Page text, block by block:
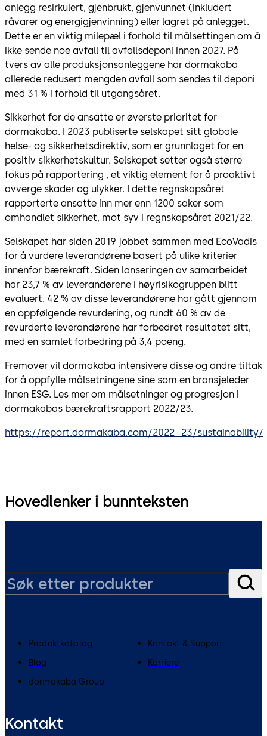
anlegg resirkulert, gjenbrukt, gjenvunnet (inkludert
råvarer og energigjenvinning) eller lagret på anlegget.
Dette er en viktig milepæl i forhold til målsettingen om å
ikke sende noe avfall til avfallsdeponi innen 2027. På
tvers av alle produksjonsanleggene har dormakaba
allerede redusert mengden avfall som sendes til deponi
med 31 % i forhold til utgangsåret.
Sikkerhet for de ansatte er øverste prioritet for
dormakaba. I 2023 publiserte selskapet sitt globale
helse- og sikkerhetsdirektiv, som er grunnlaget for en
positiv sikkerhetskultur. Selskapet setter også større
fokus på rapportering , et viktig element for å proaktivt
avverge skader og ulykker. I dette regnskapsåret
rapporterte ansatte inn mer enn 1200 saker som
omhandlet sikkerhet, mot syv i regnskapsåret 2021/22.
Selskapet har siden 2019 jobbet sammen med EcoVadis
for å vurdere leverandørene basert på ulike kriterier
innenfor bærekraft. Siden lanseringen av samarbeidet
har 23,7 % av leverandørene i høyrisikogruppen blitt
evaluert. 42 % av disse leverandørene har gått gjennom
en oppfølgende revurdering, og rundt 60 % av de
revurderte leverandørene har forbedret resultatet sitt,
med en samlet forbedring på 3,4 poeng.
Fremover vil dormakaba intensivere disse og andre tiltak
for å oppfylle målsetningene sine som en bransjeleder
innen ESG. Les mer om målsetninger og progresjon i
dormakabas bærekraftsrapport 2022/23.
https://report.dormakaba.com/2022_23/sustainability/
Hovedlenker i bunnteksten
Produktkatalog
Kontakt & Support
Blog
Karriere
dormakaba Group
Kontakt